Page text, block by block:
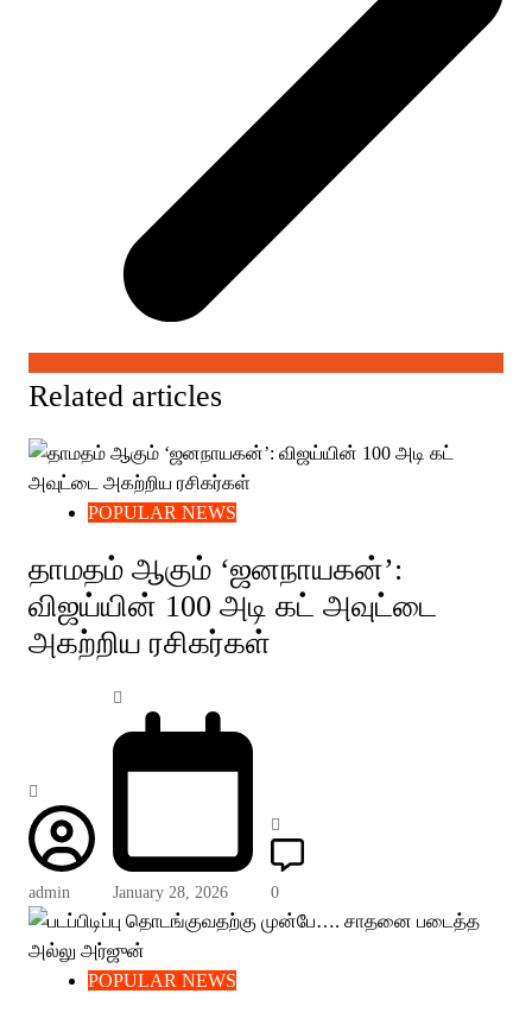
Related articles
POPULAR NEWS
தாமதம் ஆகும் ‘ஜனநாயகன்’:
விஜய்யின் 100 அடி கட் அவுட்டை
அகற்றிய ரசிகர்கள்
admin January 28, 2026 0
POPULAR NEWS